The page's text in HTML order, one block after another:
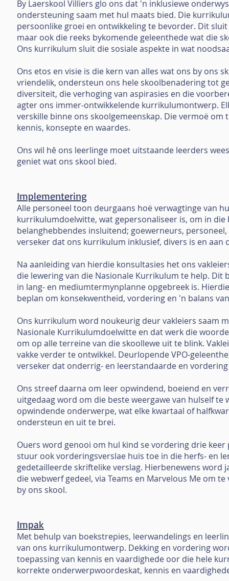
By Laerskool Villiers glo ons dat 'n inklusiewe
ondersteuning saam met hul maats bied. Die
persoonlike groei en ontwikkeling te bevorder. Dit
maar ook die reeks bykomende geleenthede wat die
Ons kurrikulum sluit die sosiale aspekte in wat
Ons etos en visie is die kern van alles wat ons by ons
vriendelik, ondersteun ons hele skoolbenadering tot
diversiteit, die verhoging van aspirasies en die
agter ons immer-ontwikkelende kurrikulumontwerp.
verskille binne ons skoolgemeenskap. Die vermoë
kennis, konsepte en waardes.
Ons wil hê ons leerlinge moet uitstaande leerders
geniet wat ons skool bied.
Implementering
Alle personeel toon deurgaans hoë verwagtinge van
kurrikulumdoelwitte, wat gepersonaliseer is, om in
belanghebbendes insluitend; goewerneurs,
verseker dat ons kurrikulum inklusief, divers is en
Na aanleiding van hierdie konsultasies het ons
die lewering van die Nasionale Kurrikulum te help.
in lang- en mediumtermynplanne opgebreek is.
beplan om konsekwentheid, vordering en 'n balans
Ons kurrikulum word noukeurig deur vakleiers saam
Nasionale Kurrikulumdoelwitte en dat werk die
om op alle terreine van die skoollewe uit te blink.
vakke verder te ontwikkel. Deurlopende VPO-
verseker dat onderrig- en leerstandaarde en
Ons streef daarna om leer opwindend, boeiend en
uitgedaag word om die beste weergawe van hulself
opwindende onderwerpe, wat elke kwartaal of
ondersteun en uit te brei.
Ouers word genooi om hul kind se vordering drie
stuur ook vorderingsverslae huis toe in die herfs- en
gedetailleerde skriftelike verslag. Hierbenewens
die webwerf gedeel, via Teams en Marvelous Me om
by ons skool.
Impak
Met behulp van boekstrepies, leerwandelings en
van ons kurrikulumontwerp. Dekking en vordering
toepassing van kennis en vaardighede oor die hele
korrekte onderwerpwoordeskat, kennis en